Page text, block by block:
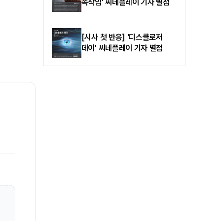
속삭임' 씨네플레이 기자 별점
[시사 첫 반응] '디스클로저
데이' 씨네플레이 기자 별점